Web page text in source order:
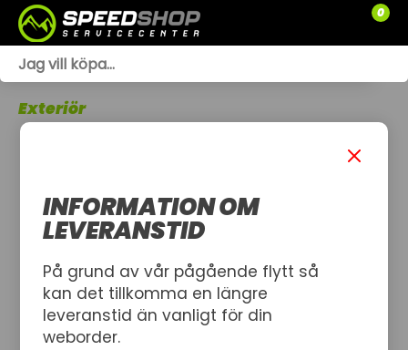
0
SLÄPVAGNAR
Exteriör
INFORMATION OM
LEVERANSTID
På grund av vår pågående flytt så
kan det tillkomma en längre
leveranstid än vanligt för din
weborder.